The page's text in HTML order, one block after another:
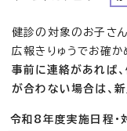
健診の対象のお子さん
広報きりゅうでお確か
事前に連絡があれば
が合わない場合は、
令和8年度実施日程・